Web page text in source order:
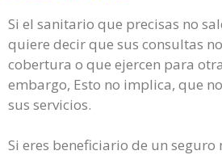
Si el sanitario que precisas no
quiere decir que sus consultas
cobertura o que ejercen para
embargo, Esto no implica, que
sus servicios.
Si eres beneficiario de un seguro